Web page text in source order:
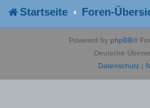
Startseite Foren-
Powered by phpBB®
Deutsche
Datenschutz|